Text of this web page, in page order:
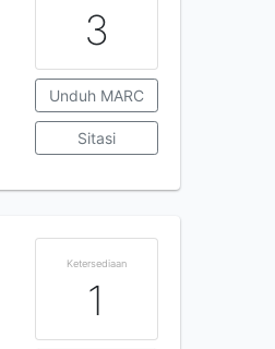
3
Unduh MARC
Sitasi
Ketersediaan
1